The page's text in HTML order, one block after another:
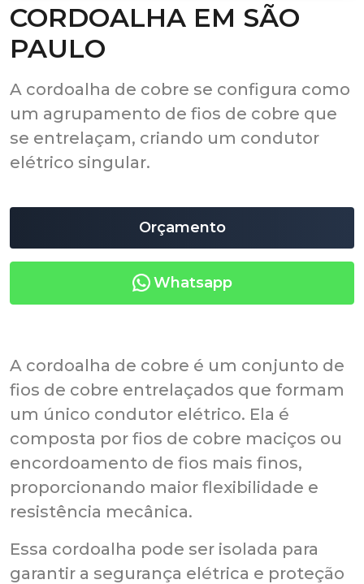
CORDOALHA EM SÃO
PAULO
A cordoalha de cobre se configura como
um agrupamento de fios de cobre que
se entrelaçam, criando um condutor
elétrico singular.
Orçamento
Whatsapp
A cordoalha de cobre é um conjunto de
fios de cobre entrelaçados que formam
um único condutor elétrico. Ela é
composta por fios de cobre maciços ou
encordoamento de fios mais finos,
proporcionando maior flexibilidade e
resistência mecânica.
Essa cordoalha pode ser isolada para
garantir a segurança elétrica e proteção